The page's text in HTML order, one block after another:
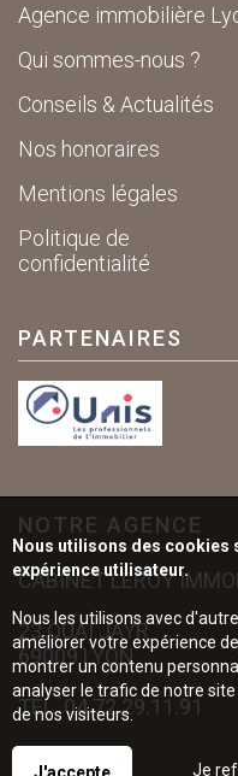
Agence immobilière
Qui sommes-nous ?
Conseils & Actualités
Nos honoraires
Mentions légales
Politique de
confidentialité
PARTENAIRES
NOTRE AGENCE
CABINET LEROY
23 QUAI JAYR
69009 LYON
TÉL.04.72.29.11.91
Nous utilisons des cookies
expérience utilisateur.
Nous les utilisons avec
améliorer votre expérience
montrer un contenu
analyser le trafic de notre
de nos visiteurs.
Je